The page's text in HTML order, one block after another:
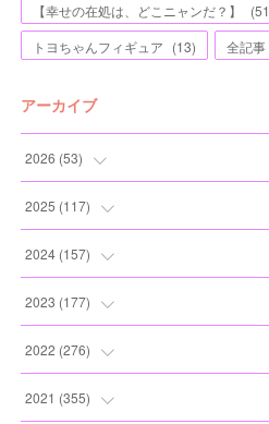
【幸せの在処は、どこニャンだ？】
(51
トヨちゃんフィギュア (13) 全記事
アーカイブ
2026 (53)
(1)
(5)
(7)
(11
2025 (117)
(11
(12
(12
(13
2024(157)
(13
(13
(10
2023 (177)
(20
(10
2022 (276)
(17
2021 (355)